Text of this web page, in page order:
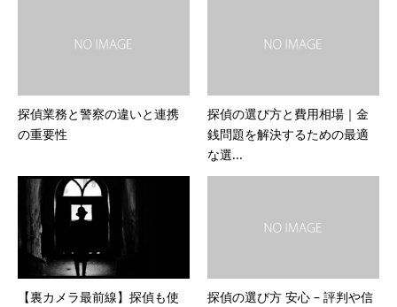
探偵業務と警察の違いと連携
の重要性
探偵の選び方と費用相場｜金
銭問題を解決するための最適
な選...
【裏カメラ最前線】探偵も使
探偵の選び方 安心 – 評判や信